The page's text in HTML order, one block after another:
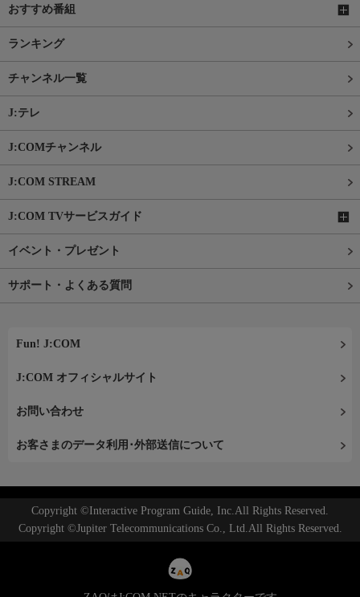
おすすめ番組
ランキング
チャンネル一覧
J:テレ
J:COMチャンネル
J:COM STREAM
J:COM TVサービスガイド
イベント・プレゼント
サポート・よくある質問
Fun! J:COM
J:COM オフィシャルサイト
お問い合わせ
お客さまのデータ利用･外部送信について
Copyright ©Interactive Program Guide, Inc.All Rights Reserved.
Copyright ©Jupiter Telecommunications Co., Ltd.All Rights Reserved.